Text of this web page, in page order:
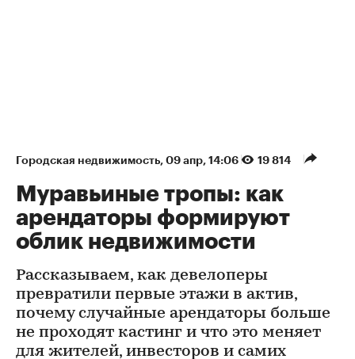
Городская недвижимость⁠, 09 апр, 14:06 19 814
Муравьиные тропы: как
арендаторы формируют
облик недвижимости
Рассказываем, как девелоперы
превратили первые этажи в актив,
почему случайные арендаторы больше
не проходят кастинг и что это меняет
для жителей, инвесторов и самих